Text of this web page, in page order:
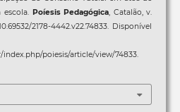
Poíesis Pedagógica, Catalão, v.
2178-4442.v22.74833. Disponível
poiesis/article/view/74833.